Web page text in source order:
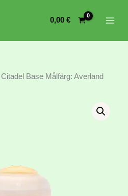
0,00 €
Citadel Base Målfärg: Averland